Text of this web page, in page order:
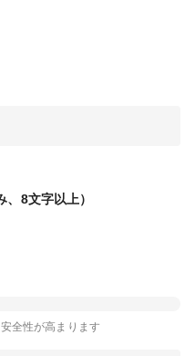
8文字以上）
全性が高まります